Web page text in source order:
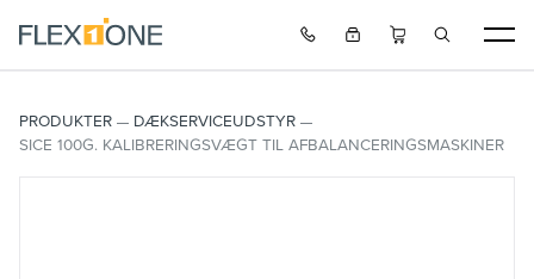
PRODUKTER
DÆKSERVICEUDSTYR
SICE 100G. KALIBRERINGSVÆGT TIL AFBALANCERINGSMASKINER